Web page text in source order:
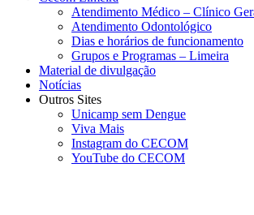
Atendimento Médico – Clínico
Atendimento Odontológico
Dias e horários de funcionamento
Grupos e Programas – Limeira
Material de divulgação
Notícias
Outros Sites
Unicamp sem Dengue
Viva Mais
Instagram do CECOM
YouTube do CECOM